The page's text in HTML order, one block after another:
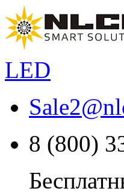
LED
Sale2@
8 (800)